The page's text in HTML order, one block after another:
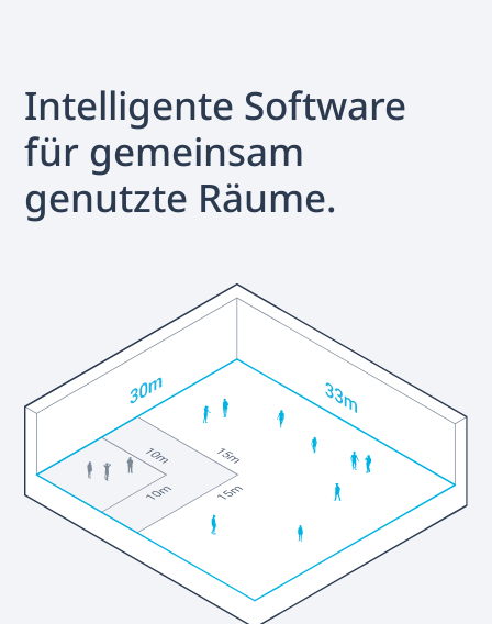
Intelligente Software
für gemeinsam
genutzte Räume.